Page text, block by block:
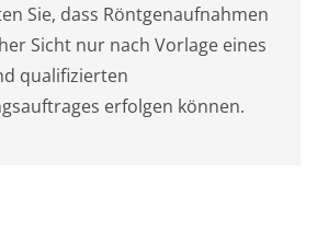
Sie, dass Röntgenaufnahmen
Sicht nur nach Vorlage eines
qualifizierten
erfolgen können.